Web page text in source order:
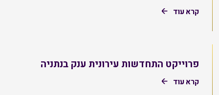
קרא עוד
פרוייקט התחדשות עירונית ענק בנתניה
קרא עוד